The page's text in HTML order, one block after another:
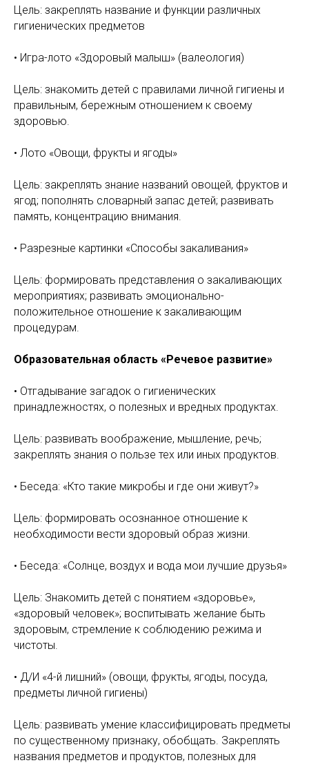
Цель: закреплять название и функции различных
гигиенических предметов
• Игра-лото «Здоровый малыш» (валеология)
Цель: знакомить детей с правилами личной гигиены и
правильным, бережным отношением к своему
здоровью.
• Лото «Овощи, фрукты и ягоды»
Цель: закреплять знание названий овощей, фруктов и
ягод; пополнять словарный запас детей; развивать
память, концентрацию внимания.
• Разрезные картинки «Способы закаливания»
Цель: формировать представления о закаливающих
мероприятиях; развивать эмоционально-
положительное отношение к закаливающим
процедурам.
Образовательная область «Речевое развитие»
• Отгадывание загадок о гигиенических
принадлежностях, о полезных и вредных продуктах.
Цель: развивать воображение, мышление, речь;
закреплять знания о пользе тех или иных продуктов.
• Беседа: «Кто такие микробы и где они живут?»
Цель: формировать осознанное отношение к
необходимости вести здоровый образ жизни.
• Беседа: «Солнце, воздух и вода мои лучшие друзья»
Цель: Знакомить детей с понятием «здоровье»,
«здоровый человек»; воспитывать желание быть
здоровым, стремление к соблюдению режима и
чистоты.
• Д/И «4-й лишний» (овощи, фрукты, ягоды, посуда,
предметы личной гигиены)
Цель: развивать умение классифицировать предметы
по существенному признаку, обобщать. Закреплять
названия предметов и продуктов, полезных для